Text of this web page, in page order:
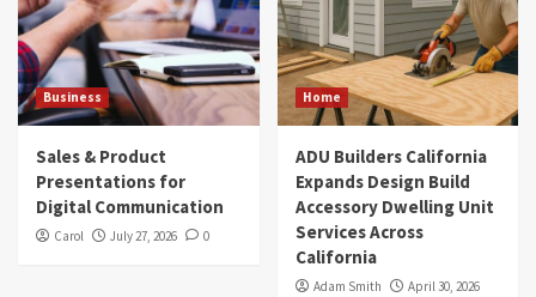
Business
Sales & Product
Presentations for
Digital Communication
Carol July 27, 2026 0
Home
ADU Builders California
Expands Design Build
Accessory Dwelling Unit
Services Across
California
Adam Smith
April 30, 2026